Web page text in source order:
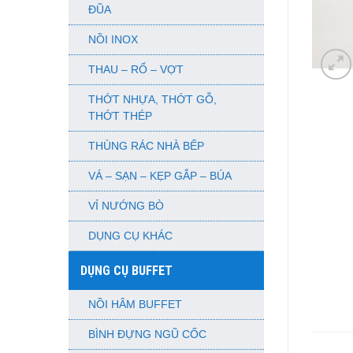
ĐŨA
NỒI INOX
THAU – RỔ – VỢT
THỚT NHỰA, THỚT GỖ,
THỚT THÉP
THÙNG RÁC NHÀ BẾP
VÁ – SẠN – KẸP GẮP – BÚA
VỈ NƯỚNG BÒ
DỤNG CỤ KHÁC
DỤNG CỤ BUFFET
NỒI HÂM BUFFET
BÌNH ĐỰNG NGŨ CỐC